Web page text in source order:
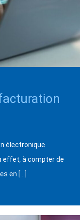
électronique
effet, à compter de
en […]